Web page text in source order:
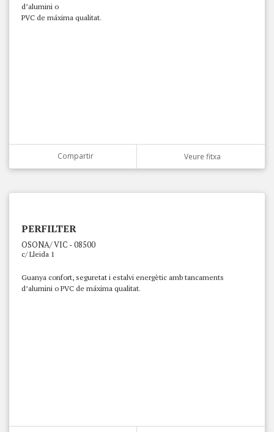
d’alumini o
PVC de máxima qualitat.
Compartir Veure fitxa
PERFILTER
OSONA/ VIC - 08500
c/ Lleida 1
Guanya confort, seguretat i estalvi energètic amb tancaments
d’alumini o PVC de máxima qualitat.